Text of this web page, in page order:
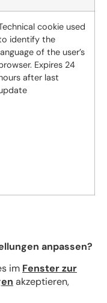
cookie used
identify the
of the user’s
Expires 24
after last
anpassen?
im Fenster zur
akzeptieren,